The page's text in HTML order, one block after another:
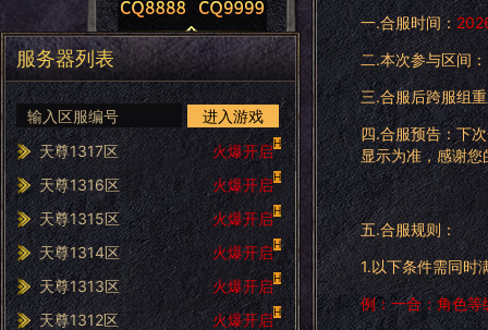
服务器列表
进入游戏
天尊1317区
火爆开启H
天尊1316区 火爆开启H
天尊1315区 火爆开启H
天尊1314区 火爆开启H
天尊1313区 火爆开启H
天尊1312区 火爆开启H
一.合服时间：
二.本次参与区间：
三.合服后跨服组
四.合服预告：下
显示为准，感谢您
五.合服规则：
1.以下条件需同时
例：一合：角色